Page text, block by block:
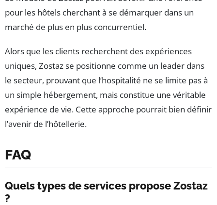
pour les hôtels cherchant à se démarquer dans un
marché de plus en plus concurrentiel.
Alors que les clients recherchent des expériences
uniques, Zostaz se positionne comme un leader dans
le secteur, prouvant que l’hospitalité ne se limite pas à
un simple hébergement, mais constitue une véritable
expérience de vie. Cette approche pourrait bien définir
l’avenir de l’hôtellerie.
FAQ
Quels types de services propose Zostaz
?